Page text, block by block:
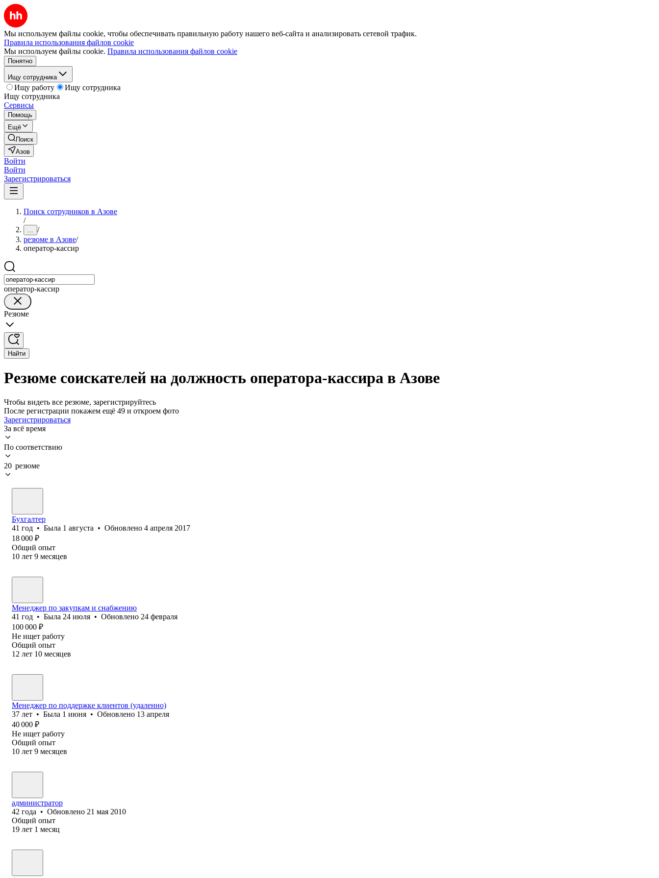
Мы используем файлы cookie, чтобы обеспечивать правильную работу нашего веб-сайта и анализировать сетевой трафик.
Правила использования файлов cookie
Мы используем файлы cookie. Правила использования файлов cookie
Понятно
Ищу сотрудника
Ищу работу
Ищу сотрудника
Ищу сотрудника
Сервисы
Помощь
Ещё
Поиск
Азов
Войти
Войти
Зарегистрироваться
Поиск сотрудников в Азове
/
... /
резюме в Азове/
оператор-кассир
оператор-кассир
Резюме
Найти
Резюме соискателей на должность оператора-кассира в Азове
Чтобы видеть все резюме, зарегистрируйтесь
После регистрации покажем ещё 49 и откроем фото
Зарегистрироваться
За всё время
По соответствию
20 резюме
Бухгалтер
41 год • Была 1 августа • Обновлено 4 апреля 2017
18 000 ₽
Общий опыт
10 лет 9 месяцев
Менеджер по закупкам и снабжению
41 год • Была 24 июля • Обновлено 24 февраля
100 000 ₽
Не ищет работу
Общий опыт
12 лет 10 месяцев
Менеджер по поддержке клиентов (удаленно)
37 лет • Была 1 июня • Обновлено 13 апреля
40 000 ₽
Не ищет работу
Общий опыт
10 лет 9 месяцев
администратор
42 года • Обновлено 21 мая 2010
Общий опыт
19 лет 1 месяц